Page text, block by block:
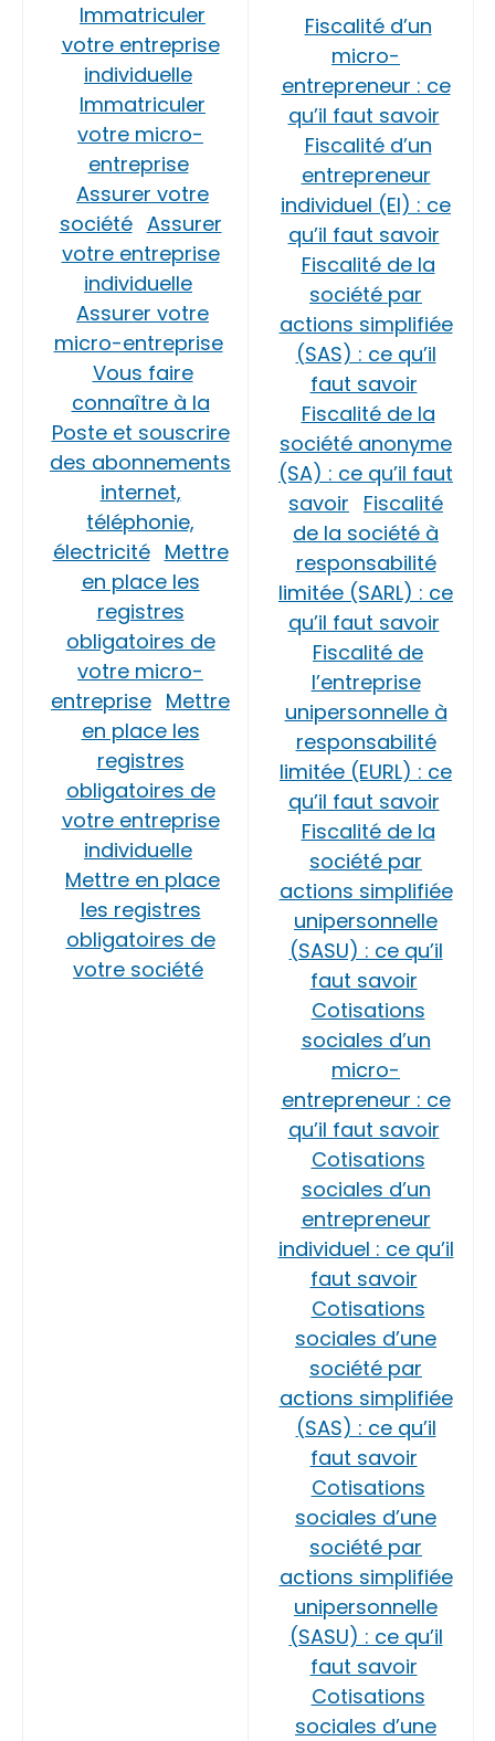
Immatriculer
votre entreprise
individuelle
Immatriculer
votre micro-
entreprise
Assurer votre
société Assurer
votre entreprise
individuelle
Assurer votre
micro-entreprise
Vous faire
connaître à la
Poste et souscrire
des abonnements
internet,
téléphonie,
électricité Mettre
en place les
registres
obligatoires de
votre micro-
entreprise Mettre
en place les
registres
obligatoires de
votre entreprise
individuelle
Mettre en place
les registres
obligatoires de
votre société
Fiscalité d’un
micro-
entrepreneur : ce
qu’il faut savoir
Fiscalité d’un
entrepreneur
individuel (EI) : ce
qu’il faut savoir
Fiscalité de la
société par
actions simplifiée
(SAS) : ce qu’il
faut savoir
Fiscalité de la
société anonyme
(SA) : ce qu’il faut
savoir Fiscalité
de la société à
responsabilité
limitée (SARL) : ce
qu’il faut savoir
Fiscalité de
l’entreprise
unipersonnelle à
responsabilité
limitée (EURL) : ce
qu’il faut savoir
Fiscalité de la
société par
actions simplifiée
unipersonnelle
(SASU) : ce qu’il
faut savoir
Cotisations
sociales d’un
micro-
entrepreneur : ce
qu’il faut savoir
Cotisations
sociales d’un
entrepreneur
individuel : ce qu’il
faut savoir
Cotisations
sociales d’une
société par
actions simplifiée
(SAS) : ce qu’il
faut savoir
Cotisations
sociales d’une
société par
actions simplifiée
unipersonnelle
(SASU) : ce qu’il
faut savoir
Cotisations
sociales d’une